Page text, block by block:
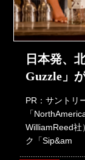
日本発、
Guzzle」
PR：サントリ
「
WilliamReed社
ク「Sip&am